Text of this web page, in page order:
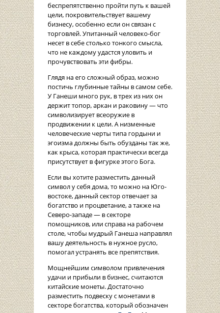
беспрепятственно пройти путь к вашей
цели, покровительствует вашему
бизнесу, особенно если он связан с
торговлей. Упитанный человеко-бог
несет в себе столько тонкого смысла,
что не каждому удастся уловить и
прочувствовать эти фибры.
Глядя на его сложный образ, можно
постичь глубинные тайны в самом себе.
У Ганеши много рук, в трех из них он
держит топор, аркан и раковину — что
символизирует всеоружие в
продвижении к цели. А низменные
человеческие черты типа гордыни и
эгоизма должны быть обузданы так же,
как крыса, которая практически всегда
присутствует в фигурке этого Бога.
Если вы хотите разместить данный
символ у себя дома, то можно на Юго-
востоке, данный сектор отвечает за
богатство и процветание, а также на
Северо-западе — в секторе
помощников, или справа на рабочем
столе, чтобы мудрый Ганеша направлял
вашу деятельность в нужное русло,
помогал устранять все препятствия.
Мощнейшим символом привлечения
удачи и прибыли в бизнес, считаются
китайские монеты. Достаточно
разместить подвеску с монетами в
секторе богатства, который обозначен